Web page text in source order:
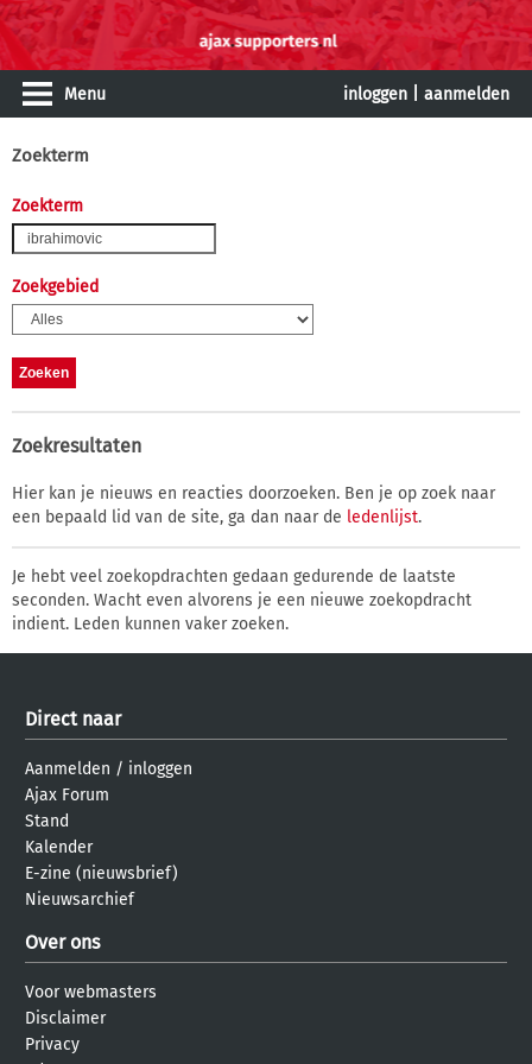
Menu inloggen aanmelden
Zoekterm
Zoekterm
Zoekgebied
Zoekresultaten
Hier kan je nieuws en reacties doorzoeken. Ben je op zoek naar
een bepaald lid van de site, ga dan naar de ledenlijst.
Je hebt veel zoekopdrachten gedaan gedurende de laatste
seconden. Wacht even alvorens je een nieuwe zoekopdracht
indient. Leden kunnen vaker zoeken.
Direct naar
Aanmelden / inloggen
Ajax Forum
Stand
Kalender
E-zine (nieuwsbrief)
Nieuwsarchief
Over ons
Voor webmasters
Disclaimer
Privacy